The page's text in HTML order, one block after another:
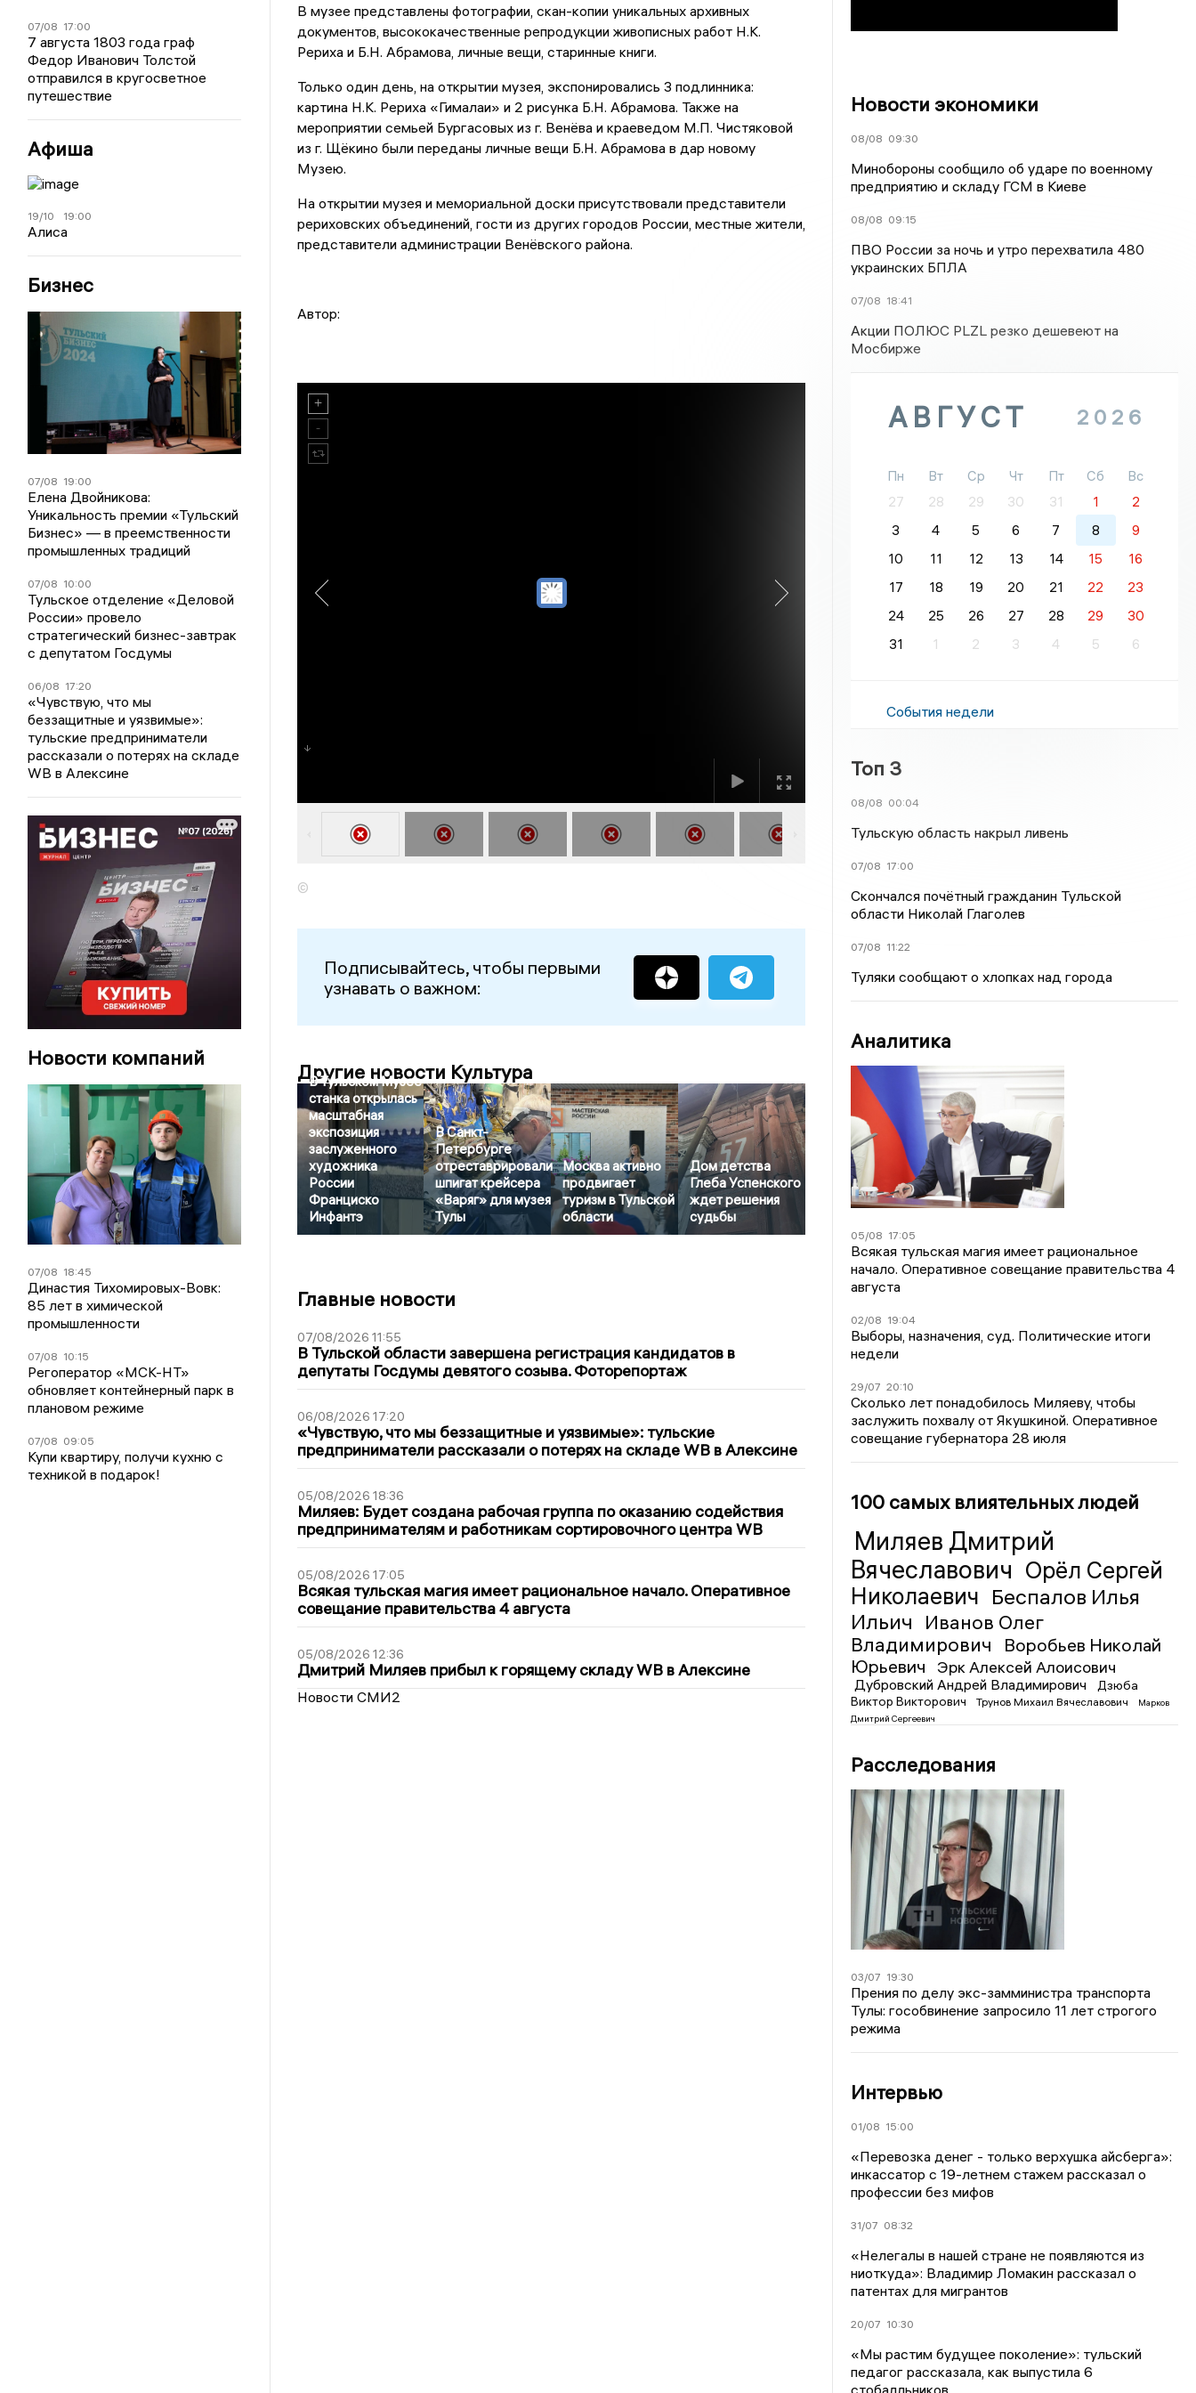
07/08 17:00
7 августа 1803 года граф
Федор Иванович Толстой
отправился в кругосветное
путешествие
Афиша
19/10 19:00
Алиса
Бизнес
07/08 19:00
Елена Двойникова:
Уникальность премии «Тульский
Бизнес» — в преемственности
промышленных традиций
07/08 10:00
Тульское отделение «Деловой
России» провело
стратегический бизнес-завтрак
с депутатом Госдумы
06/08 17:20
«Чувствую, что мы
беззащитные и уязвимые»:
тульские предприниматели
рассказали о потерях на складе
WB в Алексине
Новости компаний
07/08 18:45
Династия Тихомировых-Вовк:
85 лет в химической
промышленности
07/08 10:15
Регоператор «МСК-НТ»
обновляет контейнерный парк в
плановом режиме
07/08 09:05
Купи квартиру, получи кухню с
техникой в подарок!
В музее представлены фотографии, скан-копии уникальных архивных
документов, высококачественные репродукции живописных работ Н.К.
Рериха и Б.Н. Абрамова, личные вещи, старинные книги.
Только один день, на открытии музея, экспонировались 3 подлинника:
картина Н.К. Рериха «Гималаи» и 2 рисунка Б.Н. Абрамова. Также на
мероприятии семьей Бургасовых из г. Венёва и краеведом М.П. Чистяковой
из г. Щёкино были переданы личные вещи Б.Н. Абрамова в дар новому
Музею.
На открытии музея и мемориальной доски присутствовали представители
рериховских объединений, гости из других городов России, местные жители,
представители администрации Венёвского района.
Автор:
©
Подписывайтесь, чтобы первыми
узнавать о важном:
Другие новости Культура
В Тульском Музее
станка открылась
масштабная
экспозиция
заслуженного
художника
России
Франциско
Инфантэ
В Санкт-
Петербурге
отреставрировали
шпигат крейсера
«Варяг» для музея
Тулы
Москва активно
продвигает
туризм в Тульской
области
Дом детства
Глеба Успенского
ждет решения
судьбы
Главные новости
07/08/2026 11:55
В Тульской области завершена регистрация кандидатов в
депутаты Госдумы девятого созыва. Фоторепортаж
06/08/2026 17:20
«Чувствую, что мы беззащитные и уязвимые»: тульские
предприниматели рассказали о потерях на складе WB в Алексине
05/08/2026 18:36
Миляев: Будет создана рабочая группа по оказанию содействия
предпринимателям и работникам сортировочного центра WB
05/08/2026 17:05
Всякая тульская магия имеет рациональное начало. Оперативное
совещание правительства 4 августа
05/08/2026 12:36
Дмитрий Миляев прибыл к горящему складу WB в Алексине
Новости СМИ2
Новости экономики
08/08 09:30
Минобороны сообщило об ударе по военному
предприятию и складу ГСМ в Киеве
08/08 09:15
ПВО России за ночь и утро перехватила 480
украинских БПЛА
07/08 18:41
Акции ПОЛЮС PLZL резко дешевеют на
Мосбирже
АВГУСТ 2026
Пн Вт Ср Чт Пт Сб
Вс
27
28 29 30 31 1
2
3
4 5 6 7 8
9
10
11 12 13 14 15
16
17
18 19 20 21 22
23
24
25 26 27 28 29
30
31
1 2 3 4 5 6
События недели
Топ 3
08/08 00:04
Тульскую область накрыл ливень
07/08 17:00
Скончался почётный гражданин Тульской
области Николай Глаголев
07/08 11:22
Туляки сообщают о хлопках над города
Аналитика
05/08 17:05
Всякая тульская магия имеет рациональное
начало. Оперативное совещание правительства 4
августа
02/08 19:04
Выборы, назначения, суд. Политические итоги
недели
29/07 20:10
Сколько лет понадобилось Миляеву, чтобы
заслужить похвалу от Якушкиной. Оперативное
совещание губернатора 28 июля
100 самых влиятельных людей
Миляев Дмитрий
Вячеславович Орёл Сергей
Николаевич Беспалов Илья
Ильич
Иванов Олег
Владимирович
Воробьев Николай
Юрьевич
Эрк Алексей Алоисович
Дубровский Андрей Владимирович
Дзюба
Виктор Викторович
Трунов Михаил Вячеславович
Марков
Дмитрий Сергеевич
Расследования
03/07 19:30
Прения по делу экс-замминистра транспорта
Тулы: гособвинение запросило 11 лет строгого
режима
Интервью
01/08 15:00
«Перевозка денег - только верхушка айсберга»:
инкассатор с 19-летнем стажем рассказал о
профессии без мифов
31/07 08:32
«Нелегалы в нашей стране не появляются из
ниоткуда»: Владимир Ломакин рассказал о
патентах для мигрантов
20/07 10:30
«Мы растим будущее поколение»: тульский
педагог рассказала, как выпустила 6
стобалльников